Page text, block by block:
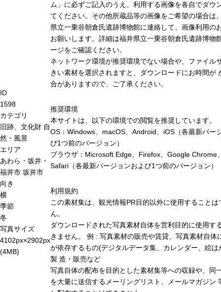
ID
1598
カテゴリ
旧跡、文化財 自
然・風景
エリア
あわら・坂井・
福井市 坂井市
向き
横
季節
冬
写真サイズ
4102px×2902px
(4MB)
ム」に必ずご記入のうえ、利用する画像を各自でダウ
てください。その他所蔵品等の画像をご希望の場合は
県立一乗谷朝倉氏遺跡博物館に連絡して、画像利用の
お願いします。詳細は福井県立一乗谷朝倉氏遺跡博物
ージをご確認ください。
ネットワーク環境が推奨環境でない場合や、ファイル
きい素材を選択されますと、ダウンロードにお時間が
合がありますので、ご了承ください。
推奨環境
本サイトは、以下の環境での閲覧を推奨しています。
OS：Windows、macOS、Android、iOS（各最新バー
び1つ前のバージョン）
ブラウザ：Microsoft Edge、Firefox、Google Chrome
Safari（各最新バージョンおよび1つ前のバージョン）
利用規約
この素材集は、観光情報PR目的以外に使用することは
ん。
ダウンロードされた写真素材自体を営利目的に使用す
きません。 例 : 写真素材の販売や賃貸、写真素材自体
が依存するもの(デジタルデータ集、カレンダー、絵は
製 造・販売など
写真自体の配布を目的とした素材集等への収録や、同
を大量に送信するメーリングリスト、メールマガジン